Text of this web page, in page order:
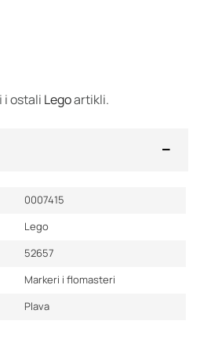
i ostali Legoartikli.
0007415
Lego
52657
Markeri i flomasteri
Plava